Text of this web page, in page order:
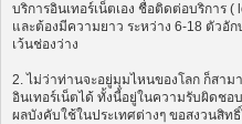
บริการอินเทอร์เน็ตเอง ชื่อติดต่อบริการ
และต้องมีความยาว ระหว่าง 6-18 ตัวอัก
เว้นช่องว่าง
2. ไม่ว่าท่านจะอยู่มุมไหนของโลก ก็สาม
อินเทอร์เน็ตได้ ทั้งนี้อยู่ในความรับผิดช
ผลบังคับใช้ในประเทศต่างๆ ขอสงวนสิท